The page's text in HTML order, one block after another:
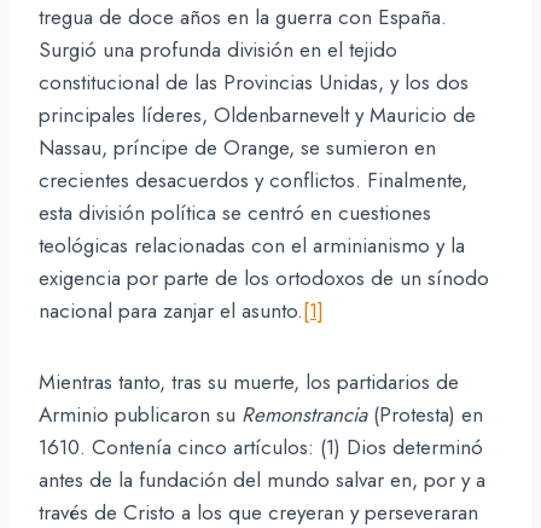
tregua de doce años en la guerra con España.
Surgió una profunda división en el tejido
constitucional de las Provincias Unidas, y los dos
principales líderes, Oldenbarnevelt y Mauricio de
Nassau, príncipe de Orange, se sumieron en
crecientes desacuerdos y conflictos. Finalmente,
esta división política se centró en cuestiones
teológicas relacionadas con el arminianismo y la
exigencia por parte de los ortodoxos de un sínodo
nacional para zanjar el asunto.[1]
Mientras tanto, tras su muerte, los partidarios de
Arminio publicaron su Remonstrancia(Protesta) en
1610. Contenía cinco artículos: (1) Dios determinó
antes de la fundación del mundo salvar en, por y a
través de Cristo a los que creyeran y perseveraran